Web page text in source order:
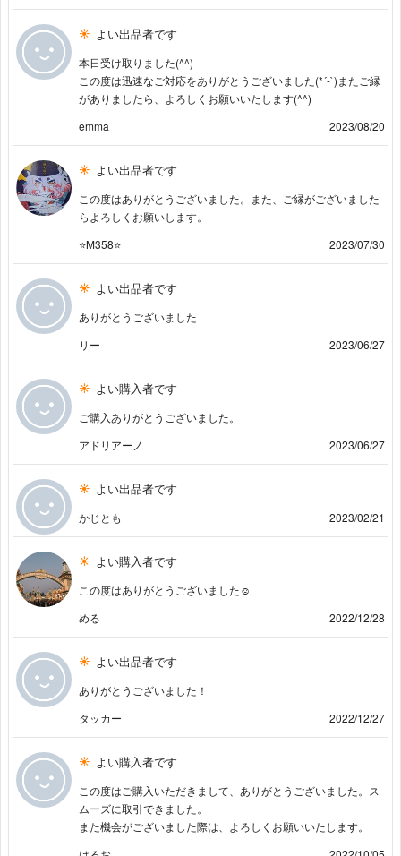
よい出品者です
本日受け取りました(^^)
この度は迅速なご対応をありがとうございました(*´-`)またご縁
がありましたら、よろしくお願いいたします(^^)
emma
2023/08/20
よい出品者です
この度はありがとうございました。また、ご縁がございました
らよろしくお願いします。
⭐M358⭐
2023/07/30
よい出品者です
ありがとうございました
リー
2023/06/27
よい購入者です
ご購入ありがとうございました。
アドリアーノ
2023/06/27
よい出品者です
かじとも 2023/02/21
よい購入者です
この度はありがとうございました☺︎
める
2022/12/28
よい出品者です
ありがとうございました！
タッカー
2022/12/27
よい購入者です
この度はご購入いただきまして、ありがとうございました。ス
ムーズに取引できました。
また機会がございました際は、よろしくお願いいたします。